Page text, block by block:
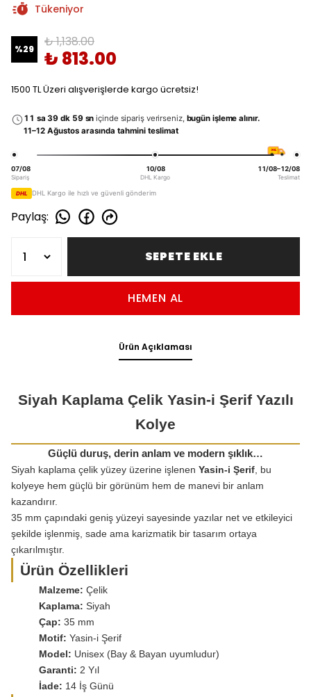
Tükeniyor
%29 ₺ 1,138.00
₺ 813.00
1500 TL Üzeri alışverişlerde kargo ücretsiz!
11 sa 39 dk 58 sn içinde sipariş verirseniz, bugün işleme alınır.
11–12 Ağustos arasında tahmini teslimat
DHL
07/08
Sipariş
10/08
DHL Kargo
11/08–12/08
Teslimat
DHL DHL Kargo ile hızlı ve güvenli gönderim
Paylaş:
SEPETE EKLE
HEMEN AL
Ürün Açıklaması
Siyah Kaplama Çelik Yasin-i Şerif Yazılı
Kolye
Güçlü duruş, derin anlam ve modern şıklık…
Siyah kaplama çelik yüzey üzerine işlenen Yasin-i Şerif , bu
kolyeye hem güçlü bir görünüm hem de manevi bir anlam
kazandırır.
35 mm çapındaki geniş yüzeyi sayesinde yazılar net ve etkileyici
şekilde işlenmiş, sade ama karizmatik bir tasarım ortaya
çıkarılmıştır.
Ürün Özellikleri
Malzeme: Çelik
Kaplama: Siyah
Çap: 35 mm
Motif: Yasin-i Şerif
Model: Unisex (Bay & Bayan uyumludur)
Garanti: 2 Yıl
İade: 14 İş Günü